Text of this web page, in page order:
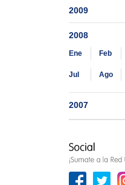
2009
2008
Ene Feb
Jul Ago
2007